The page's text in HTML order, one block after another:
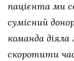
пацієнта ми
сумісний
команда
скоротити час